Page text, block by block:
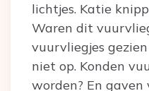
lichtjes. Katie
Waren dit
vuurvliegjes
niet op. Konden
worden? En gaven